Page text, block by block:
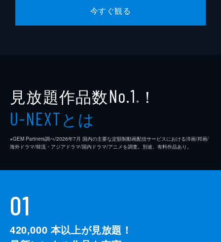
今すぐ観る
見放題作品数No.1 ※ ！
U-NEXTとは
※GEM Partners調べ/2026年7⽉ 国内の主要な定額制動画配信サービスにおける洋画/邦画/
海外ドラマ/韓流・アジアドラマ/国内ドラマ/アニメを調査。別途、有料作品あり。
01
420,000 本以上が見放題！